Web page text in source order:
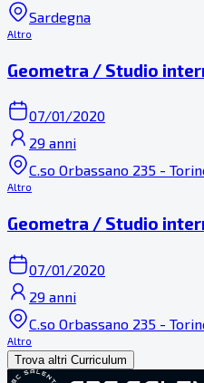
Sardegna
Altro
Geometra / Studio
07/01/2020
29 anni
C.so Orbassano 235 -
Altro
Geometra / Studio
07/01/2020
29 anni
C.so Orbassano 235 -
Altro
Trova altri Curriculum